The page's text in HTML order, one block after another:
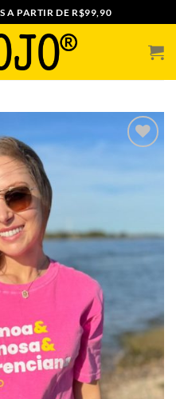
A PARTIR DE R$99,90
A MINHA